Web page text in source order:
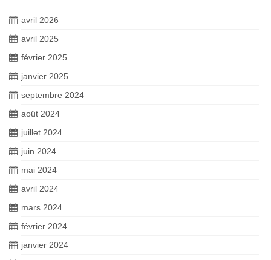
avril 2026
avril 2025
février 2025
janvier 2025
septembre 2024
août 2024
juillet 2024
juin 2024
mai 2024
avril 2024
mars 2024
février 2024
janvier 2024